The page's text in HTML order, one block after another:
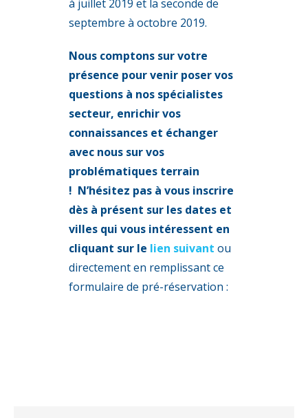
à juillet 2019 et la seconde de
septembre à octobre 2019.
Nous comptons sur votre
présence pour venir poser vos
questions à nos spécialistes
secteur, enrichir vos
connaissances et échanger
avec nous sur vos
problématiques terrain
! N’hésitez pas à vous inscrire
dès à présent sur les dates et
villes qui vous intéressent en
cliquant sur le lien suivant ou
directement en remplissant ce
formulaire de pré-réservation :